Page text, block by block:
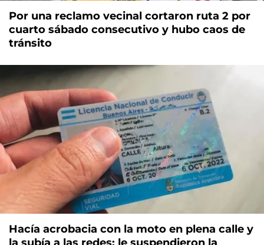
Por una reclamo vecinal cortaron ruta 2 por
cuarto sábado consecutivo y hubo caos de
tránsito
Hacía acrobacia con la moto en plena calle y